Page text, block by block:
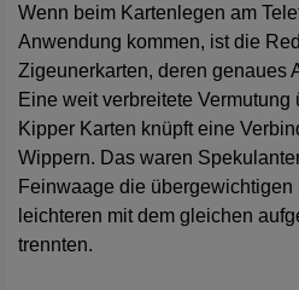
Wenn beim Kartenlegen am
Anwendung kommen, ist die
Zigeunerkarten, deren genaues
Eine weit verbreitete
Kipper Karten knüpft eine
Wippern. Das waren
Feinwaage die übergewichtigen
leichteren mit dem gleichen
trennten.